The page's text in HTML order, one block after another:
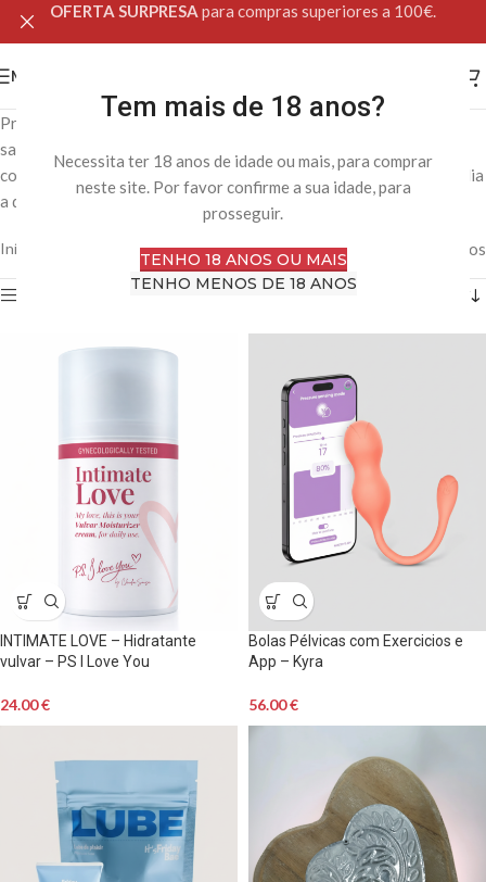
Tem mais de 18 anos?
Necessita ter 18 anos de idade ou mais, para comprar
neste site. Por favor confirme a sua idade, para
prosseguir.
TENHO 18 ANOS OU MAIS
TENHO MENOS DE 18 ANOS
OFERTA SURPRESA para compras superiores a 100€.
MENU
Produtos desenvolvidos para o cuidado, higiene e bem-estar da
saúde íntima, com foco no conforto, prevenção e equilíbrio do
corpo. Soluções pensadas para apoiar a saúde sexual e íntima no dia
a dia, com discrição, qualidade e segurança.
Início Saúde Intima A mostrar 1–12 de 43 resultados
INTIMATE LOVE – Hidratante
vulvar – PS I Love You
24.00€
Bolas Pélvicas com Exercicios e
App – Kyra
56.00€